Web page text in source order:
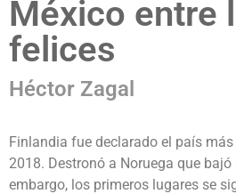
México entre
felices
Héctor Zagal
Finlandia fue declarado el país
2018. Destronó a Noruega que bajó
embargo, los primeros lugares se